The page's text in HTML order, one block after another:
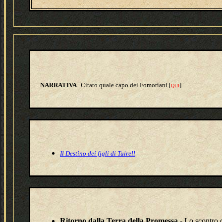
NARRATIVA. Citato quale capo dei Fomoriani [QUI].
Il Destino dei figli di Tuirell